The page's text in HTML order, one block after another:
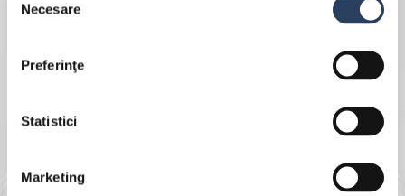
consimțământului
Necesare
Preferinţe
Statistici
Marketing